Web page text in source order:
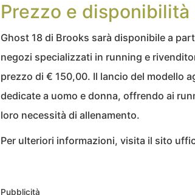
Prezzo e disponibilità
Ghost 18 di Brooks sarà disponibile a
negozi specializzati in running e
prezzo di € 150,00. Il lancio del modello
dedicate a uomo e donna, offrendo ai
loro necessità di allenamento.
Per ulteriori informazioni, visita il sito
Pubblicità